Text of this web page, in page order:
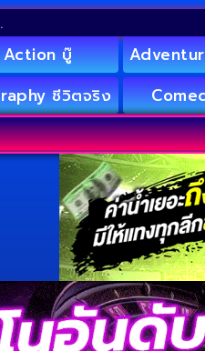
Action บู๊
ชีวิตจริง